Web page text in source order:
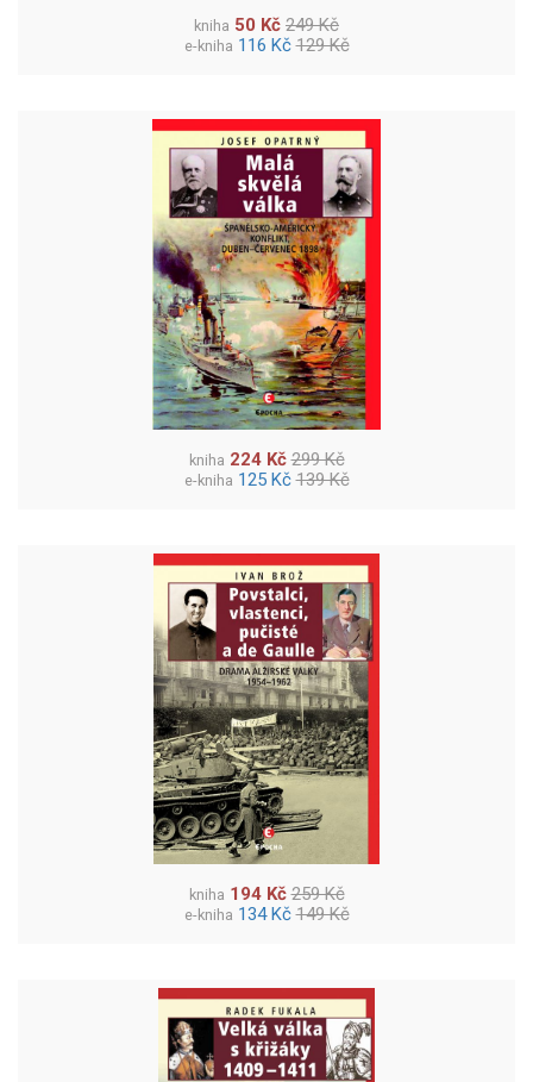
kniha 50 Kč 249 Kč
e-kniha 116 Kč 129 Kč
kniha 224 Kč 299 Kč
e-kniha 125 Kč 139 Kč
kniha 194 Kč 259 Kč
e-kniha 134 Kč 149 Kč